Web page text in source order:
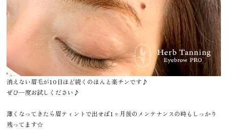
消えない眉毛が10日ほど続くのほんと楽チンです♪
ぜひ一度お試しください♪
薄くなってきたら眉ティントで出せば1ヶ月後のメンテナンスの時もしっかり
残ってます☆